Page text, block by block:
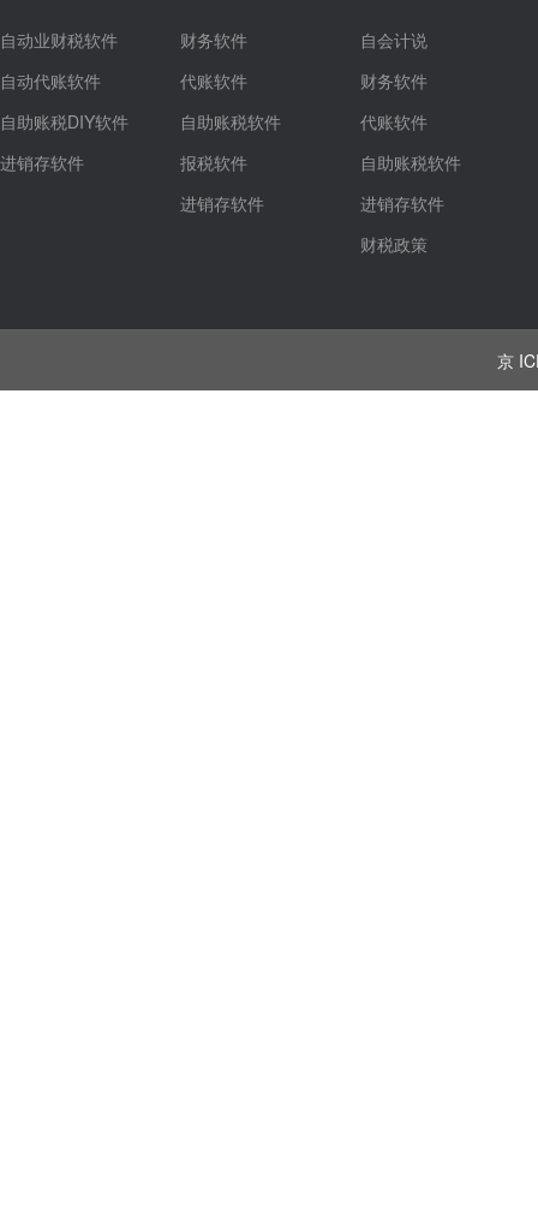
自动业财税软件
自动代账软件
自助账税DIY软件
进销存软件
财务软件
代账软件
自助账税软件
报税软件
进销存软件
自会计说
财务软件
代账软件
自助账税软件
进销存软件
财税政策
京